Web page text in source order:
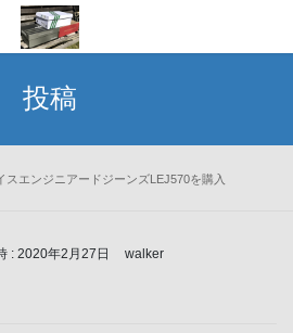
投稿
スエンジニアードジーンズLEJ570を購入
: 2020年2月27日 walker